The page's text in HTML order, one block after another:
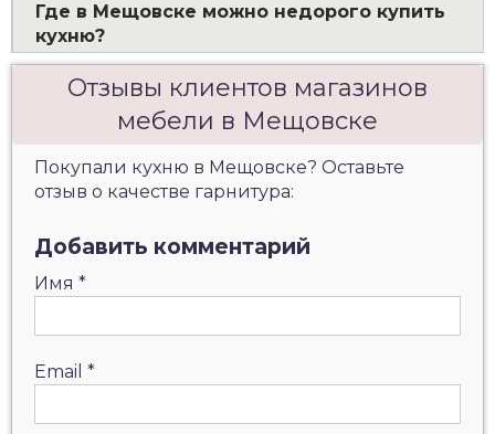
Где в Мещовске можно недорого купить
кухню?
Отзывы клиентов магазинов
мебели в Мещовске
Покупали кухню в Мещовске? Оставьте
отзыв о качестве гарнитура:
Добавить комментарий
Имя *
Email *